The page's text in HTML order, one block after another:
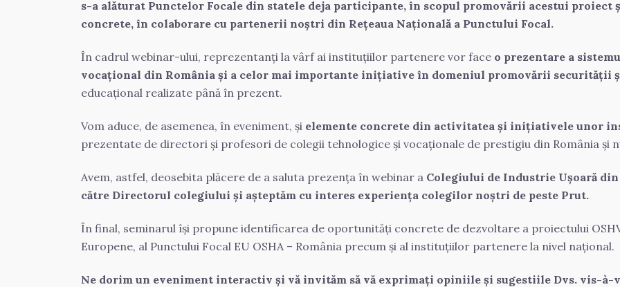
s-a alăturat Punctelor Focale din statele deja participante, în scopul promovării acestui
concrete, în colaborare cu partenerii noștri din Rețeaua Națională a Punctului Focal.
În cadrul webinar-ului, reprezentanți la vârf ai instituțiilor partenere vor face o prezentare a
vocațional din România și a celor mai importante inițiative în domeniul promovării securității
educațional realizate până în prezent.
Vom aduce, de asemenea, în eveniment, și elemente concrete din activitatea și inițiativele unor
prezentate de directori și profesori de colegii tehnologice și vocaționale de prestigiu din România și
Avem, astfel, deosebita plăcere de a saluta prezența în webinar a Colegiului de Industrie Ușoară
către Directorul colegiului și așteptăm cu interes experiența colegilor noștri de peste Prut.
În final, seminarul își propune identificarea de oportunități concrete de dezvoltare a proiectului
Europene, al Punctului Focal EU OSHA – România precum și al instituțiilor partenere la nivel național.
Ne dorim un eveniment interactiv și vă invităm să vă exprimați opiniile și sugestiile Dvs. vis-à-